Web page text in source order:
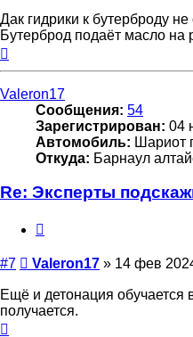
Дак гидрики к бутерброду
Бутерброд подаёт масло на
Valeron17
Сообщения: 54
Зарегистрирован: 04
Автомобиль: Шариот
Откуда: Барнаул
Re: Эксперты
#7 Сообщение
Valeron17 » 14 фев
Ещё и детонация обучается
получается.